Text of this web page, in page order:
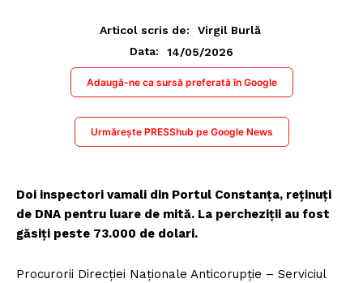
Articol scris de:
Virgil Burlă
Data:
14/05/2026
Adaugă-ne ca sursă preferată în Google
Urmărește PRESShub pe Google News
Doi inspectori vamali din Portul Constanța, reținuți
de DNA pentru luare de mită. La percheziții au fost
găsiți peste 73.000 de dolari.
Procurorii Direcției Naționale Anticorupție – Serviciul